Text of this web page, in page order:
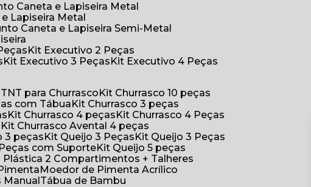
Caneta e Lapiseira Metal
e Lapiseira Metal
Caneta e Lapiseira Semi-Metal
Kit Executivo 2 Peças
Kit Executivo 3 Peças
Kit Executivo 4 Peças
para Churrasco
Kit Churrasco 10 peças
com Tábua
Kit Churrasco 3 peças
Kit Churrasco 4 peças
Kit Churrasco 4 Peças
Kit Churrasco Avental 4 peças
3 peças Kit Queijo 3 Peças
Kit Queijo 3 Peças
Peças com Suporte
Kit Queijo 5 peças
Plástica 2 Compartimentos + Talheres
Moedor de Pimenta Acrílico
Manual
Tábua de Bambu